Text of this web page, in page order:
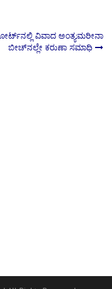
ವಿವಾದ ಅಂತ್ಯ:ಮರೀನಾ
ಬೀಚ್‌ನಲ್ಲೇ ಕರುಣಾ ಸಮಾಧಿ